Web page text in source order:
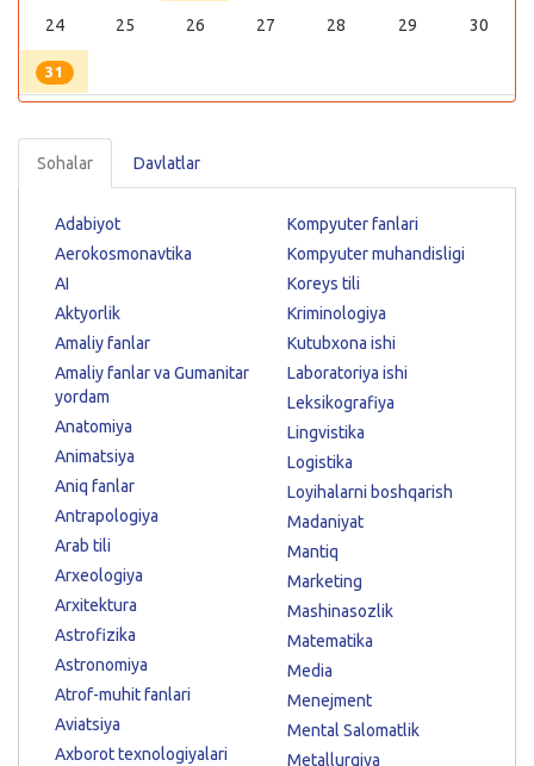
24 25 26 27 28 29 30
31
Sohalar Davlatlar
Adabiyot
Aerokosmonavtika
AI
Aktyorlik
Amaliy fanlar
Amaliy fanlar va Gumanitar
yordam
Anatomiya
Animatsiya
Aniq fanlar
Antrapologiya
Arab tili
Arxeologiya
Arxitektura
Astrofizika
Astronomiya
Atrof-muhit fanlari
Aviatsiya
Axborot texnologiyalari
Kompyuter fanlari
Kompyuter muhandisligi
Koreys tili
Kriminologiya
Kutubxona ishi
Laboratoriya ishi
Leksikografiya
Lingvistika
Logistika
Loyihalarni boshqarish
Madaniyat
Mantiq
Marketing
Mashinasozlik
Matematika
Media
Menejment
Mental Salomatlik
Metallurgiya